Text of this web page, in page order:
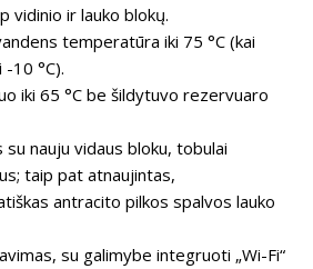
vidinio ir lauko blokų.
temperatūra iki 75 °C (kai
10 °C).
iki 65 °C be šildytuvo rezervuaro
nauju vidaus bloku, tobulai
taip pat atnaujintas,
antracito pilkos spalvos lauko
su galimybe integruoti „Wi-Fi“